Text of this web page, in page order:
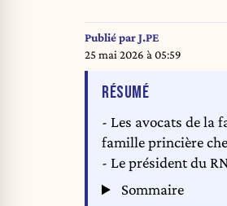
Publié parJ.PE
25 mai 2026 à 05:59
RÉSUMÉDE L'ARTICLE
- Les avocats de la
famille princière
- Le président du
Sommaire